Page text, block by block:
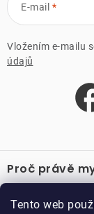
Tento web
E-mail
Vložením e-mailu
údajů
á
p
a
Proč právě
Recenze
Důležité